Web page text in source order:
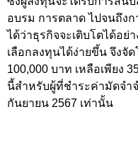
อบรม การตลาด ไปจนถึง
ได้ว่าธุรกิจจะเติบโตได้อย่
เลือกลงทุนได้ง่ายขึ้น จึงจั
100,000 บาท เหลือเพียง
นี้สำหรับผู้ที่ชำระค่ามัดจำ
กันยายน 2567 เท่านั้น